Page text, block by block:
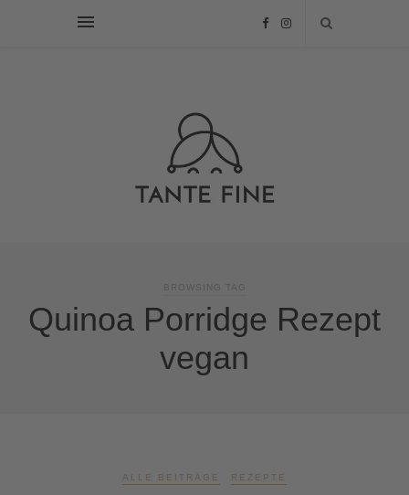
BROWSING TAG
Quinoa Porridge Rezept
vegan
ALLE BEITRÄGE REZEPTE